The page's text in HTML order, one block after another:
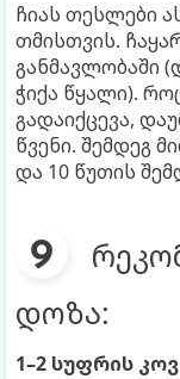
ჩიას თესლები
თმისთვის.
განმავლობაში
ჭიქა წყალი).
გადაიქცევა,
წვენი. შემდეგ
და 10 წუთის
დოზა:
1–2 სუფრის